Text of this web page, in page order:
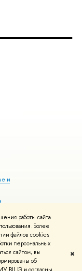
работы сайта
Более
файлов cookies
персональных
сайтом, вы
об
✖
и